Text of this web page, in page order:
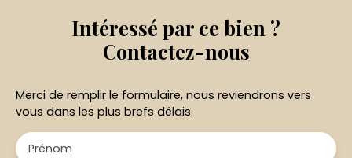
Intéressé par ce bien ?
Contactez-nous
Merci de remplir le formulaire, nous reviendrons vers
vous dans les plus brefs délais.
Prénom